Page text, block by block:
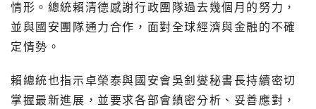
情形。總統賴清德感謝行政團隊過去幾個月的努力，
並與國安團隊通力合作，面對全球經濟與金融的不確
定情勢。
賴總統也指示卓榮泰與國安會吳釗燮秘書長持續密切
掌握最新進展，並要求各部會縝密分析、妥善應對，